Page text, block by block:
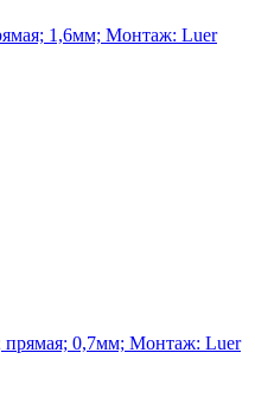
1,6мм; Монтаж: Luer
прямая; 0,7мм; Монтаж: Luer